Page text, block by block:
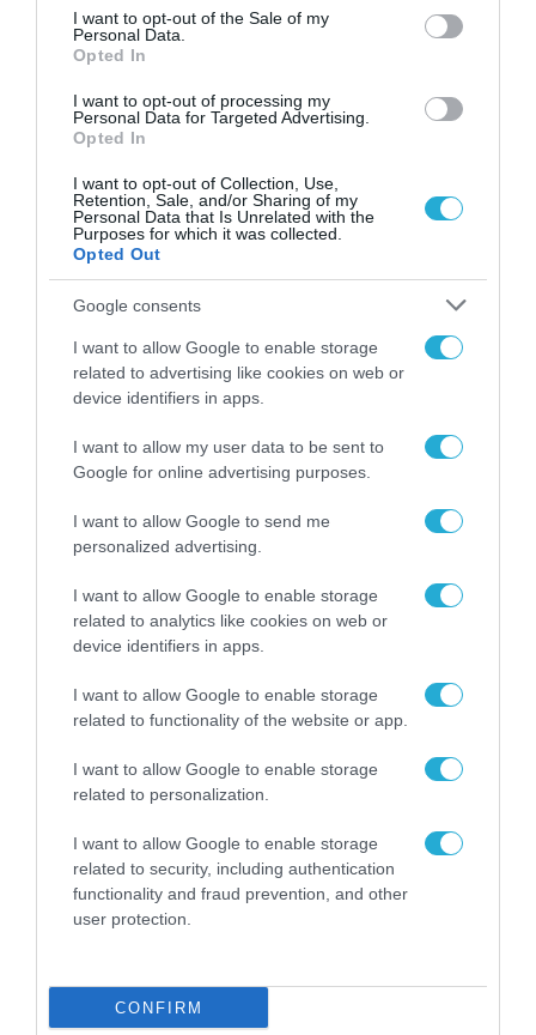
consent section.
I want to opt-out of the Sale of my
Personal Data.
Opted In
I want to opt-out of processing my
Personal Data for Targeted Advertising.
Opted In
I want to opt-out of Collection, Use,
Retention, Sale, and/or Sharing of my
Personal Data that Is Unrelated with the
Purposes for which it was collected.
Opted Out
Google consents
I want to allow Google to enable storage
related to advertising like cookies on web or
device identifiers in apps.
I want to allow my user data to be sent to
Google for online advertising purposes.
I want to allow Google to send me
personalized advertising.
I want to allow Google to enable storage
related to analytics like cookies on web or
device identifiers in apps.
I want to allow Google to enable storage
related to functionality of the website or app.
I want to allow Google to enable storage
related to personalization.
I want to allow Google to enable storage
related to security, including authentication
functionality and fraud prevention, and other
user protection.
CONFIRM
μια νέα βιομηχανική
επανάσταση»
31.07.2026
Νέος οδηγός του ΕΚΤ
για τη χρηματοδότηση
των ελληνικών
επιχειρήσεων στον
31.07.2026
Η πιο ταξιδιάρικη
βαλίτσα του φετινού
καλοκαιριού έχει την
υπογραφή της Xiaomi
31.07.2026
ΟΛΗ Η ΡΟΗ ΕΙΔΗΣΕΩΝ